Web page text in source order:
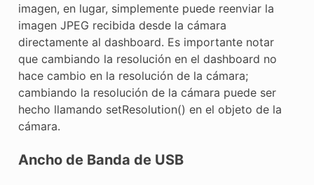
imagen, en lugar, simplemente puede reenviar la
imagen JPEG recibida desde la cámara
directamente al dashboard. Es importante notar
que cambiando la resolución en el dashboard no
hace cambio en la resolución de la cámara;
cambiando la resolución de la cámara puede ser
hecho llamando setResolution() en el objeto de la
cámara.
Ancho de Banda de USB